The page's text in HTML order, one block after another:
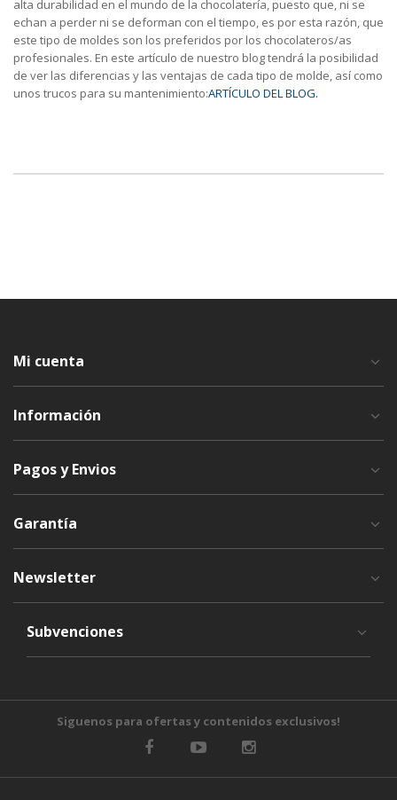
alta durabilidad en el mundo de la chocolatería, puesto que, ni se
echan a perder ni se deforman con el tiempo, es por esta razón, que
este tipo de moldes son los preferidos por los chocolateros/as
profesionales. En este artículo de nuestro blog tendrá la posibilidad
de ver las diferencias y las ventajas de cada tipo de molde, así como
unos trucos para su mantenimiento:ARTÍCULO DEL BLOG.
Mi cuenta
Información
Pagos y Envios
Garantía
Newsletter
Subvenciones
Siguenos para ofertas y contenidos exclusivos!